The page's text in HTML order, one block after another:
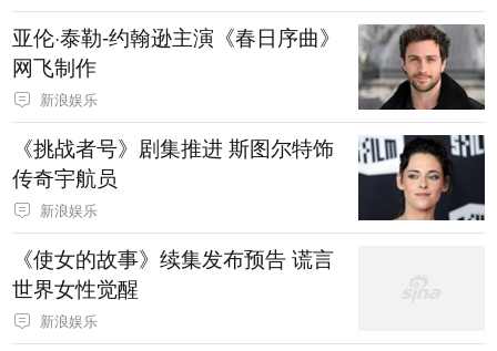
亚伦·泰勒-约翰逊主演《春日序曲》
网飞制作
新浪娱乐
《挑战者号》剧集推进 斯图尔特饰
传奇宇航员
新浪娱乐
《使女的故事》续集发布预告 谎言
世界女性觉醒
新浪娱乐